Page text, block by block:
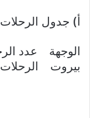
أ‌) جدول الرحلات
الوجهة عدد
بيروت